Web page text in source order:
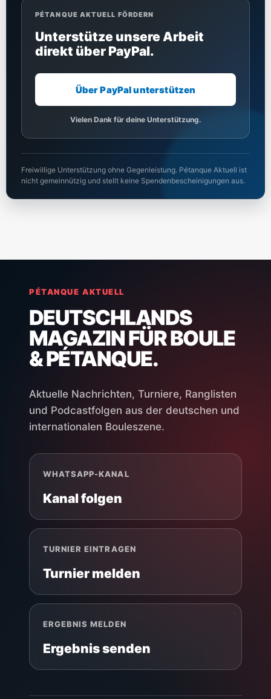
PÉTANQUE AKTUELL FÖRDERN
Unterstütze unsere Arbeit
direkt über PayPal.
Über PayPal unterstützen
Vielen Dank für deine Unterstützung.
Freiwillige Unterstützung ohne Gegenleistung. Pétanque Aktuell ist
nicht gemeinnützig und stellt keine Spendenbescheinigungen aus.
PÉTANQUE AKTUELL
DEUTSCHLANDS
MAGAZIN FÜR BOULE
& PÉTANQUE.
Aktuelle Nachrichten, Turniere, Ranglisten
und Podcastfolgen aus der deutschen und
internationalen Bouleszene.
WHATSAPP-KANAL
Kanal folgen
TURNIER EINTRAGEN
Turnier melden
ERGEBNIS MELDEN
Ergebnis senden